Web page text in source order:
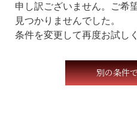
申し訳ございません。ご希
見つかりませんでした。
条件を変更して再度お試し
別の条件